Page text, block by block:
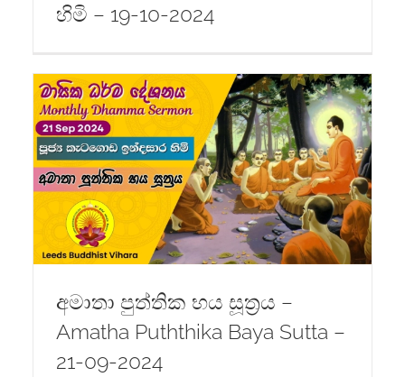
හිමි – 19-10-2024
අමාතා පුත්තික භය සූත්‍රය –
Amatha Puththika Baya Sutta –
21-09-2024